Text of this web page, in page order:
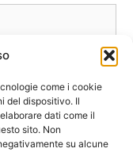
come i cookie
del dispositivo. Il
dati come il
sito. Non
su alcune